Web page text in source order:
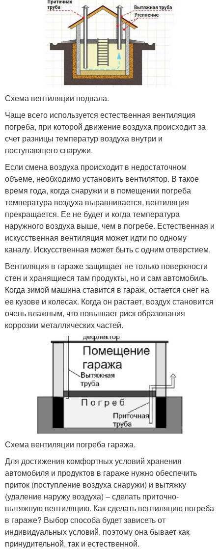
Схема вентиляции подвала.
Чаще всего используется естественная вентиляция
погреба, при которой движение воздуха происходит за
счет разницы температур воздуха внутри и
поступающего снаружи.
Если смена воздуха происходит в недостаточном
объеме, необходимо установить вентилятор. В такое
время года, когда снаружи и в помещении погреба
температура воздуха выравнивается, вентиляция
прекращается. Ее не будет и когда температура
наружного воздуха выше, чем в погребе. Естественная и
искусственная вентиляция может идти по одному
каналу. Искусственная может быть с одним отверстием.
Вентиляция в гараже защищает не только поверхности
стен и хранящиеся там продукты, но и сам автомобиль.
Когда зимой машина ставится в гараж, остается снег на
ее кузове и колесах. Когда он растает, воздух становится
очень влажным, что повышает риск образования
коррозии металлических частей.
Схема вентиляции погреба гаража.
Для достижения комфортных условий хранения
автомобиля и продуктов в гараже нужно обеспечить
приток (поступление воздуха снаружи) и вытяжку
(удаление наружу воздуха) – сделать приточно-
вытяжную вентиляцию. Как сделать вентиляцию погреба
в гараже? Выбор способа будет зависеть от
индивидуальных условий, поэтому она бывает как
принудительной, так и естественной.